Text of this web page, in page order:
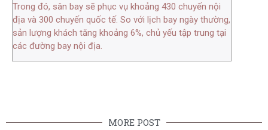
Trong đó, sân bay sẽ phục vụ khoảng 430 chuyến nội
địa và 300 chuyến quốc tế. So với lịch bay ngày thường,
sản lượng khách tăng khoảng 6%, chủ yếu tập trung tại
các đường bay nội địa.
MORE POST